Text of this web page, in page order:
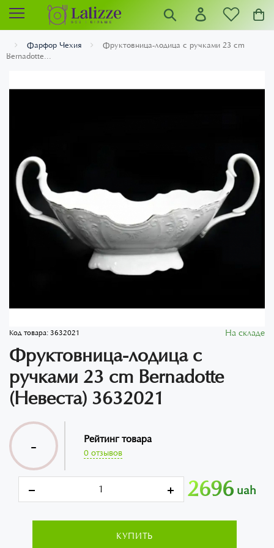
Фарфор Чехия
Фруктовница-лодица с ручками 23 cm
Bernadotte...
Код товара:3632021 На складе
Фруктовница-лодица с
ручками 23 cm Bernadotte
(Невеста) 3632021
- Рейтинг товара
0 отзывов
2696 uah
КУПИТЬ